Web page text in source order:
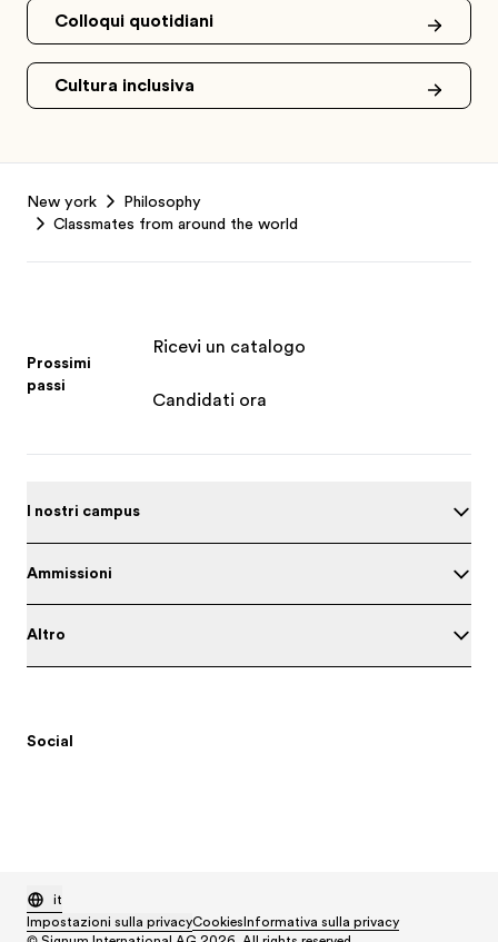
Colloqui quotidiani
Cultura inclusiva
New york
Philosophy
Classmates from around the world
Prossimi
passi
Ricevi un catalogo
Candidati ora
I nostri campus
Ammissioni
Altro
Social
it
Impostazioni sulla privacyCookies Informativa sulla privacy